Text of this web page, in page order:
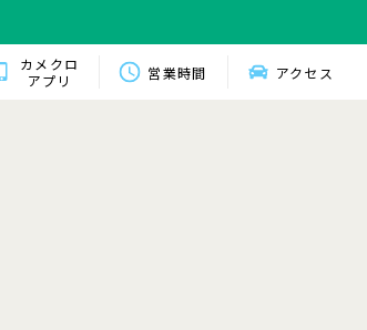
カメクロ
アプリ
営業時間 アクセス